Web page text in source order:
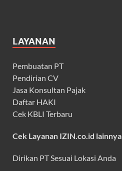
LAYANAN
Pembuatan PT
Pendirian CV
Jasa Konsultan Pajak
Daftar HAKI
Cek KBLI Terbaru
Cek Layanan IZIN.co.id lainnya
Dirikan PT Sesuai Lokasi Anda